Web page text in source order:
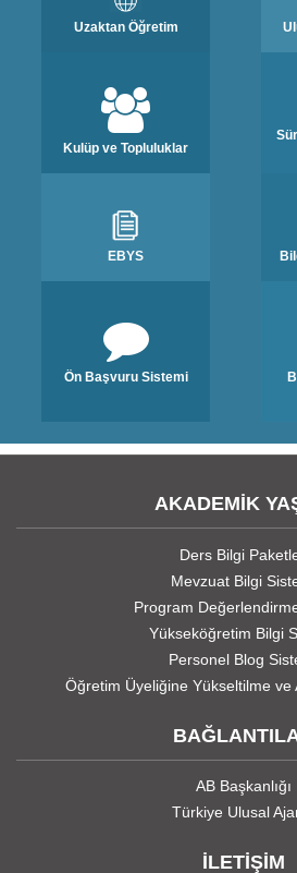
Uzaktan Öğretim
Kulüp ve Topluluklar
EBYS
Ön Başvuru Sistemi
AKADEMİK
Ders Bilgi
Mevzuat Bilgi
Program
Yükseköğretim Bilgi
Personel Blog
Öğretim Üyeliğine Yükseltilme ve
AB Başkanlığı
Türkiye Ulusal
İLETİŞİM